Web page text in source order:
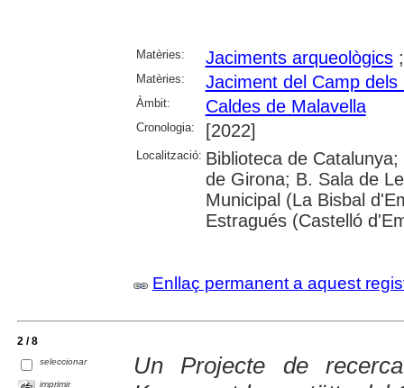
Matèries: Jaciments arqueològics
Matèries: Jaciment del Camp
Àmbit: Caldes de Malavella
Cronologia: [2022]
Localització: Biblioteca de
de Girona; B. Sala de
Municipal (La Bisbal
Estragués (Castelló
Enllaç permanent a aquest
2 / 8
seleccionar
imprimir
Un Projecte de